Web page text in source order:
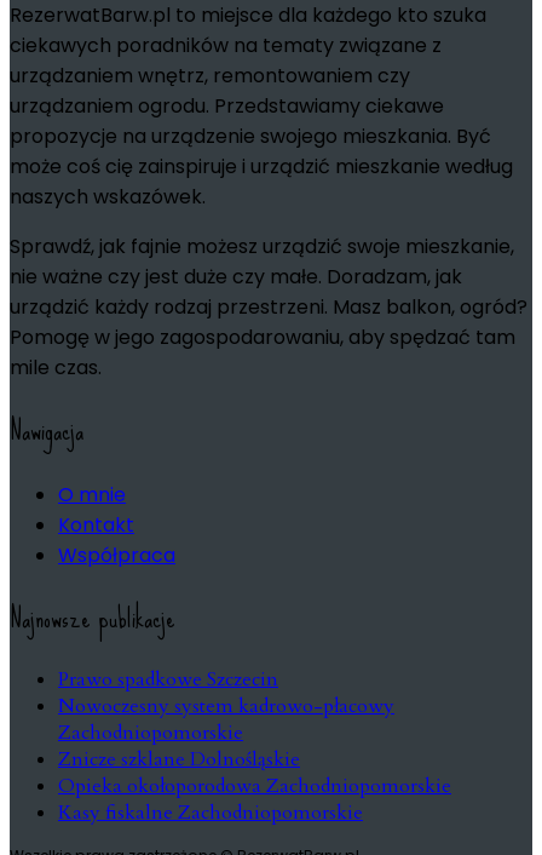
RezerwatBarw.pl to miejsce dla każdego kto szuka
ciekawych poradników na tematy związane z
urządzaniem wnętrz, remontowaniem czy
urządzaniem ogrodu. Przedstawiamy ciekawe
propozycje na urządzenie swojego mieszkania. Być
może coś cię zainspiruje i urządzić mieszkanie według
naszych wskazówek.
Sprawdź, jak fajnie możesz urządzić swoje mieszkanie,
nie ważne czy jest duże czy małe. Doradzam, jak
urządzić każdy rodzaj przestrzeni. Masz balkon, ogród?
Pomogę w jego zagospodarowaniu, aby spędzać tam
mile czas.
Nawigacja
O mnie
Kontakt
Współpraca
Najnowsze publikacje
Prawo spadkowe Szczecin
Nowoczesny system kadrowo-płacowy
Zachodniopomorskie
Znicze szklane Dolnośląskie
Opieka okołoporodowa Zachodniopomorskie
Kasy fiskalne Zachodniopomorskie